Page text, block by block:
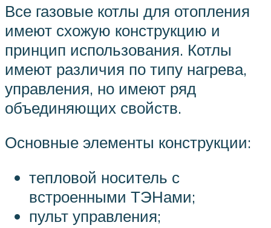
Все газовые котлы для отопления
имеют схожую конструкцию и
принцип использования. Котлы
имеют различия по типу нагрева,
управления, но имеют ряд
объединяющих свойств.
Основные элементы конструкции:
тепловой носитель с
встроенными ТЭНами;
пульт управления;